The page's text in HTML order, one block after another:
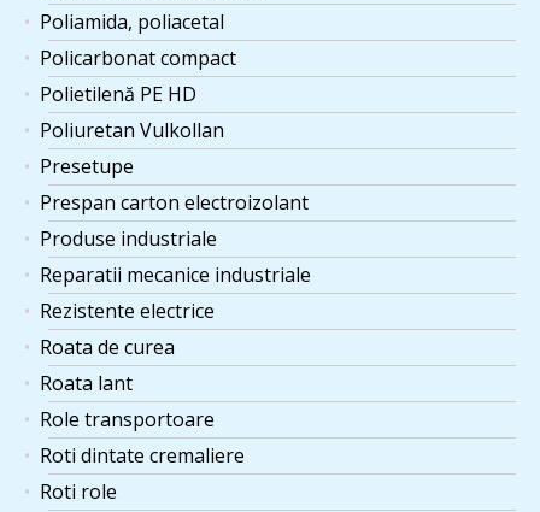
Poliamida, poliacetal
Policarbonat compact
Polietilenă PE HD
Poliuretan Vulkollan
Presetupe
Prespan carton electroizolant
Produse industriale
Reparatii mecanice industriale
Rezistente electrice
Roata de curea
Roata lant
Role transportoare
Roti dintate cremaliere
Roti role